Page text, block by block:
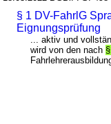
§ 1 DV-FahrlG
Eignungsprüfung
... aktiv und
wird von den nach